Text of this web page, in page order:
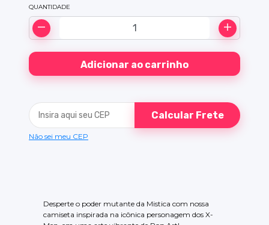
QUANTIDADE
Calcular Frete
Não sei meu CEP
Desperte o poder mutante da Mistica com nossa
camiseta inspirada na icônica personagem dos X-